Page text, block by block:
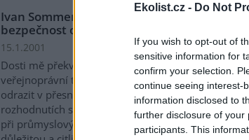
Ekolist.cz - Do Not
If you wish to opt-out of
sensitive information for
confirm your selection.
continue seeing interest-
information disclosed to
further disclosure of your
participants. This
Ivan Sommer: Ohrozila stávka v České
bezpečnost obyvatelstva?
15.1.2001
Dosti mě překvapilo, jak značně neurčitý je ve
veřejnoprávní televize a státu. Takový stav by se
odrazit v přesnosti informování obyvatelstva o
rozhodnutích státních orgánů při vnějším
při průmyslových haváriích nebo živelných